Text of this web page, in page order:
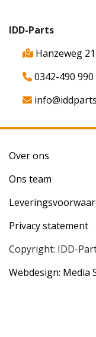
IDD-Parts
Hanzeweg
0342-490 990
Over ons
Ons team
Privacy statement
Copyright: IDD-
Webdesign: Media